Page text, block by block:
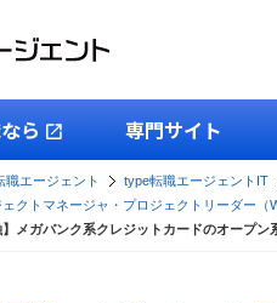
ら 専門サイト
職エージェント type転職エージェントIT
ェクトマネージャ・プロジェクトリーダー（
】メガバンク系クレジットカードのオープ